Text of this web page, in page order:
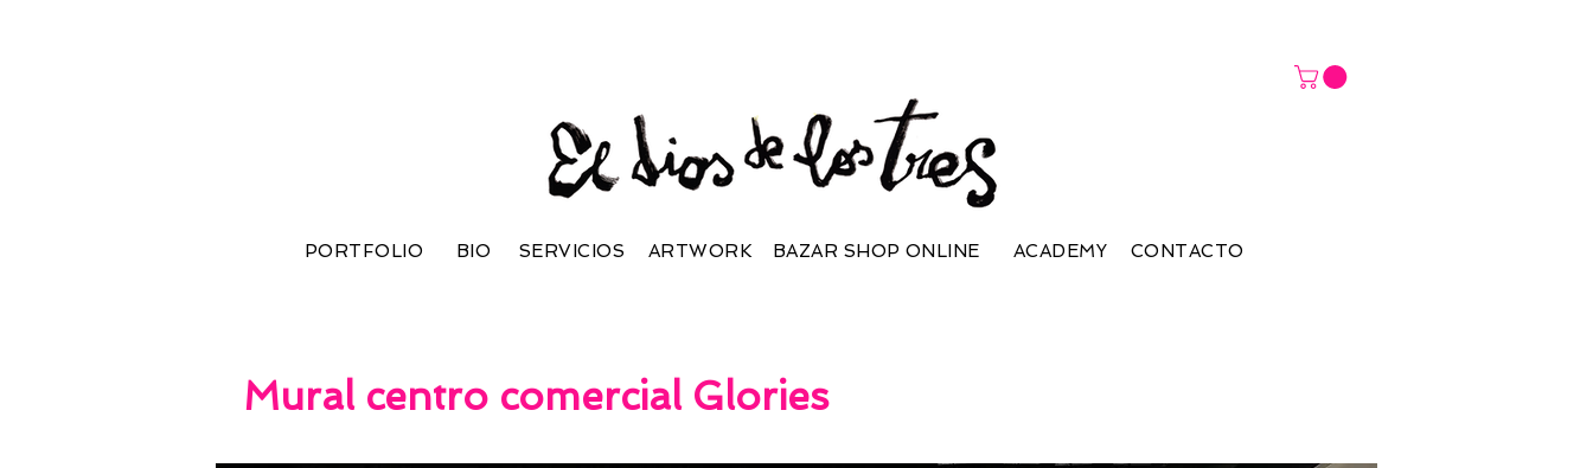
ARTWORK BAZAR SHOP ONLINE ACADEMY
PORTFOLIO CONTACTO
BIO SERVICIOS
Mural centro comercial Glories